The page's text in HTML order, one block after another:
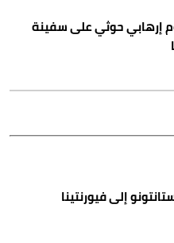
إرهابي حوثي على سفينة
إلى فيورنتينا